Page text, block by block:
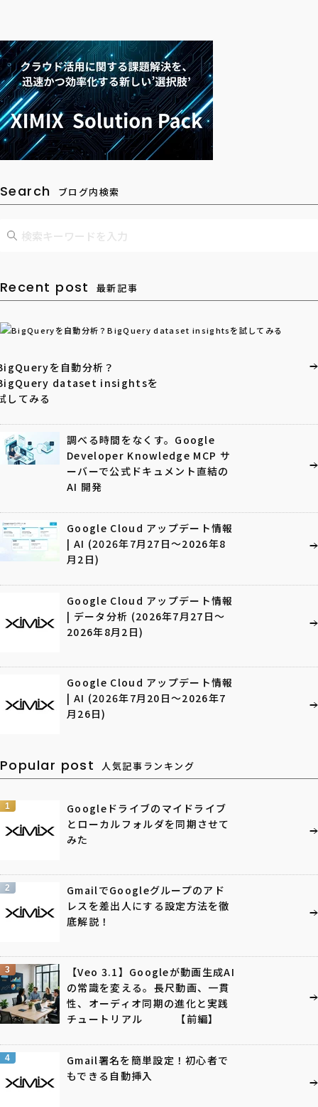
Search ブログ内検索
Recent post 最新記事
を自動分析？
dataset insightsを
してみる
調べる時間をなくす。Google
Developer Knowledge MCP サ
ーバーで公式ドキュメント直結の
AI 開発
Google Cloud アップデート情報
| AI (2026年7月27日〜2026年8
月2日)
Google Cloud アップデート情報
| データ分析 (2026年7月27日〜
2026年8月2日)
Google Cloud アップデート情報
| AI (2026年7月20日〜2026年7
月26日)
Popular post 人気記事ランキング
1
Googleドライブのマイドライブ
とローカルフォルダを同期させて
みた
2
GmailでGoogleグループのアド
レスを差出人にする設定方法を徹
底解説！
3
【Veo 3.1】Googleが動画生成AI
の常識を変える。長尺動画、一貫
性、オーディオ同期の進化と実践
チュートリアル 【前編】
4
Gmail署名を簡単設定！初心者で
もできる自動挿入